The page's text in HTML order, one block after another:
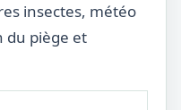
insectes, météo
du piège et